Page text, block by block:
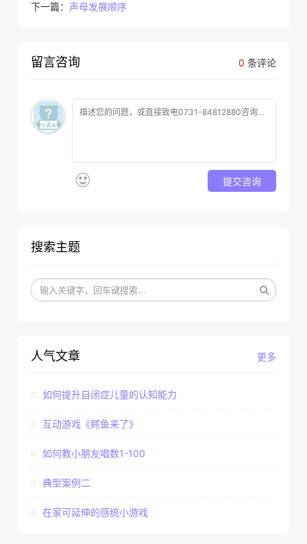
下一篇： 声母发展顺序
0 条评论
留言咨询
提交咨询
搜索主题
更多
人气文章
如何提升自闭症儿童的认知能力
互动游戏《鳄鱼来了》
如何教小朋友唱数1-100
典型案例二
在家可延伸的感统小游戏